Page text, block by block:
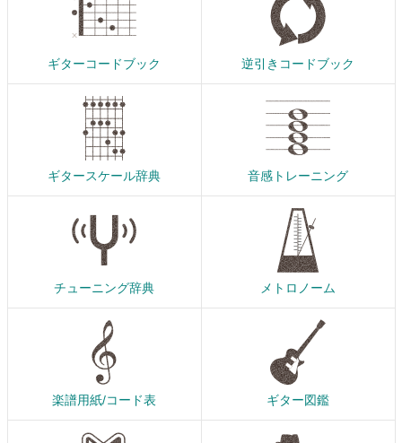
ギターコードブック 逆引きコードブック
ギタースケール辞典 音感トレーニング
チューニング辞典 メトロノーム
楽譜用紙/コード表 ギター図鑑